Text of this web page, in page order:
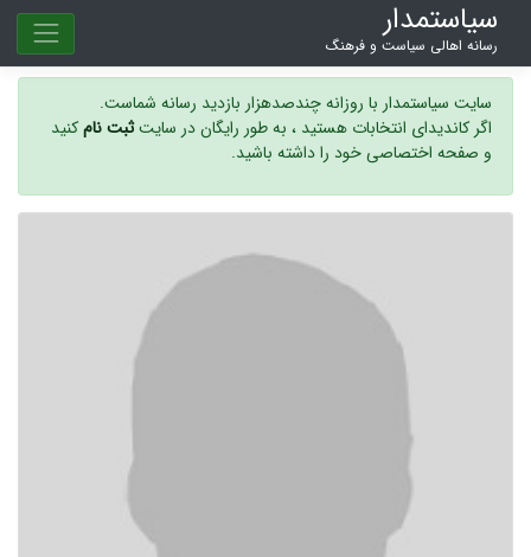
سیاستمدار
رسانه اهالی سیاست و فرهنگ
سایت سیاستمدار با روزانه چندصدهزار بازدید رسانه شماست.
اگر کاندیدای انتخابات هستید ، به طور رایگان در سایتثبت نامکنید
و صفحه اختصاصی خود را داشته باشید.